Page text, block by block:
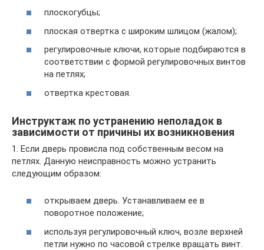
плоскогубцы;
плоская отвертка с широким шлицом (жалом);
регулировочные ключи, которые подбираются в
соответствии с формой регулировочных винтов
на петлях;
отвертка крестовая.
Инструктаж по устранению неполадок в
зависимости от причины их возникновения
1. Если дверь провисла под собственным весом на
петлях. Данную неисправность можно устранить
следующим образом:
открываем дверь. Устанавливаем ее в
поворотное положение;
используя регулировочный ключ, возле верхней
петли нужно по часовой стрелке вращать винт.